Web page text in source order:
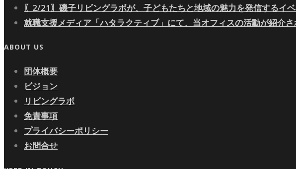
〖2/21〗磯子リビングラボが、子どもたちと地域の魅力を発信するイ
就職支援メディア「ハタラクティブ」にて、当オフィスの活動が紹介さ
ABOUT US
団体概要
ビジョン
リビングラボ
免責事項
プライバシーポリシー
お問合せ